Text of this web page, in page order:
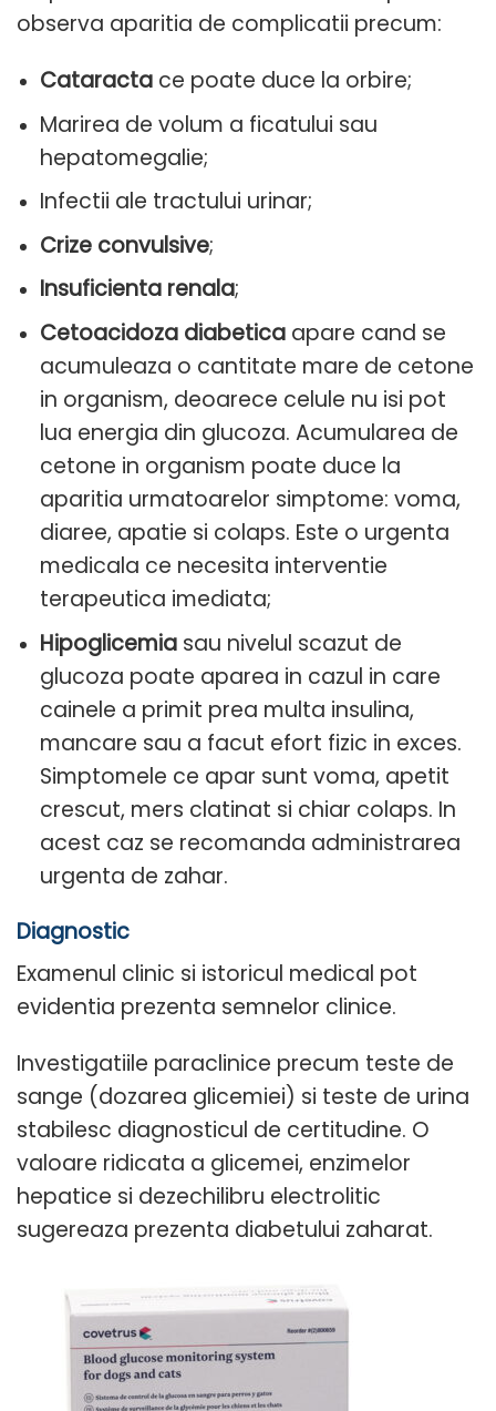
observa aparitia de complicatii precum:
Cataractace poate duce la orbire;
Marirea de volum a ficatului sau
hepatomegalie;
Infectii ale tractului urinar;
Crize convulsive;
Insuficienta renala;
Cetoacidoza diabeticaapare cand se
acumuleaza o cantitate mare de cetone
in organism, deoarece celule nu isi pot
lua energia din glucoza. Acumularea de
cetone in organism poate duce la
aparitia urmatoarelor simptome: voma,
diaree, apatie si colaps. Este o urgenta
medicala ce necesita interventie
terapeutica imediata;
Hipoglicemiasau nivelul scazut de
glucoza poate aparea in cazul in care
cainele a primit prea multa insulina,
mancare sau a facut efort fizic in exces.
Simptomele ce apar sunt voma, apetit
crescut, mers clatinat si chiar colaps. In
acest caz se recomanda administrarea
urgenta de zahar.
Diagnostic
Examenul clinic si istoricul medical pot
evidentia prezenta semnelor clinice.
Investigatiile paraclinice precum teste de
sange (dozarea glicemiei) si teste de urina
stabilesc diagnosticul de certitudine. O
valoare ridicata a glicemei, enzimelor
hepatice si dezechilibru electrolitic
sugereaza prezenta diabetului zaharat.